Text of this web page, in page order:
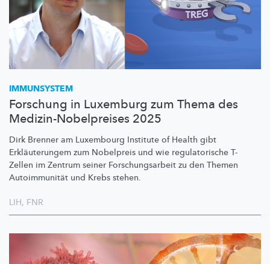
IMMUNSYSTEM
Forschung in Luxemburg zum Thema des
Medizin-Nobelpreises 2025
Dirk Brenner am Luxembourg Institute of Health gibt
Erkläuterungem zum Nobelpreis und wie regulatorische T-
Zellen im Zentrum seiner Forschungsarbeit zu den Themen
Autoimmunität und Krebs stehen.
LIH, FNR